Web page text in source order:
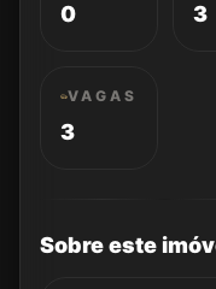
0 3
VAGAS
3
Sobre este